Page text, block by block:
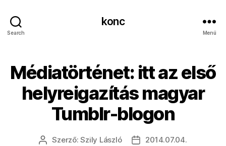
Search
konc
Menü
​Médiatörténet: itt az első
helyreigazítás magyar
Tumblr-blogon
Bejegyzés
Szerző:Szily László
Bejegyzés
2014.07.04.